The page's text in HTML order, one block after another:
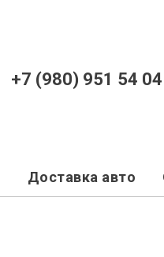
+7 (980) 951 54 04
Доставка авто